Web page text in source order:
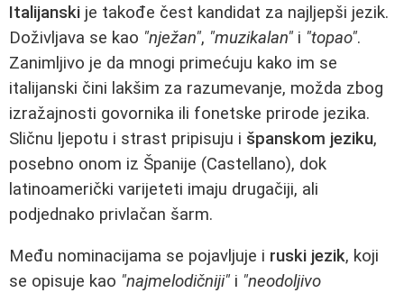
Italijanski je takođe čest kandidat za najljepši jezik.
Doživljava se kao "nježan", "muzikalan" i "topao".
Zanimljivo je da mnogi primećuju kako im se
italijanski čini lakšim za razumevanje, možda zbog
izražajnosti govornika ili fonetske prirode jezika.
Sličnu ljepotu i strast pripisuju i španskom jeziku,
posebno onom iz Španije (Castellano), dok
latinoamerički varijeteti imaju drugačiji, ali
podjednako privlačan šarm.
Među nominacijama se pojavljuje i ruski jezik, koji
se opisuje kao "najmelodičniji" i "neodoljivo